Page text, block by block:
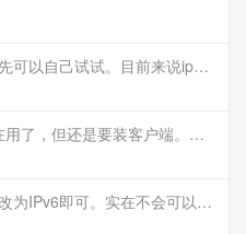
有空我写一个教程，你先可以自己试试。目前来说ipv6应该没问题的。
谢谢，wireguard已经在用了，但还是要装客户端。您这个方案连客户端都免了
可以的。配置参考IPv4改为IPv6即可。实在不会可以用wireguard，这个简单和稳定